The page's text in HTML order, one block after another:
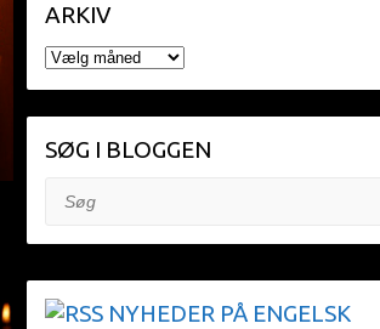
ARKIV
ARKIV
SØG I BLOGGEN
Søg
NYHEDER PÅ ENGELSK